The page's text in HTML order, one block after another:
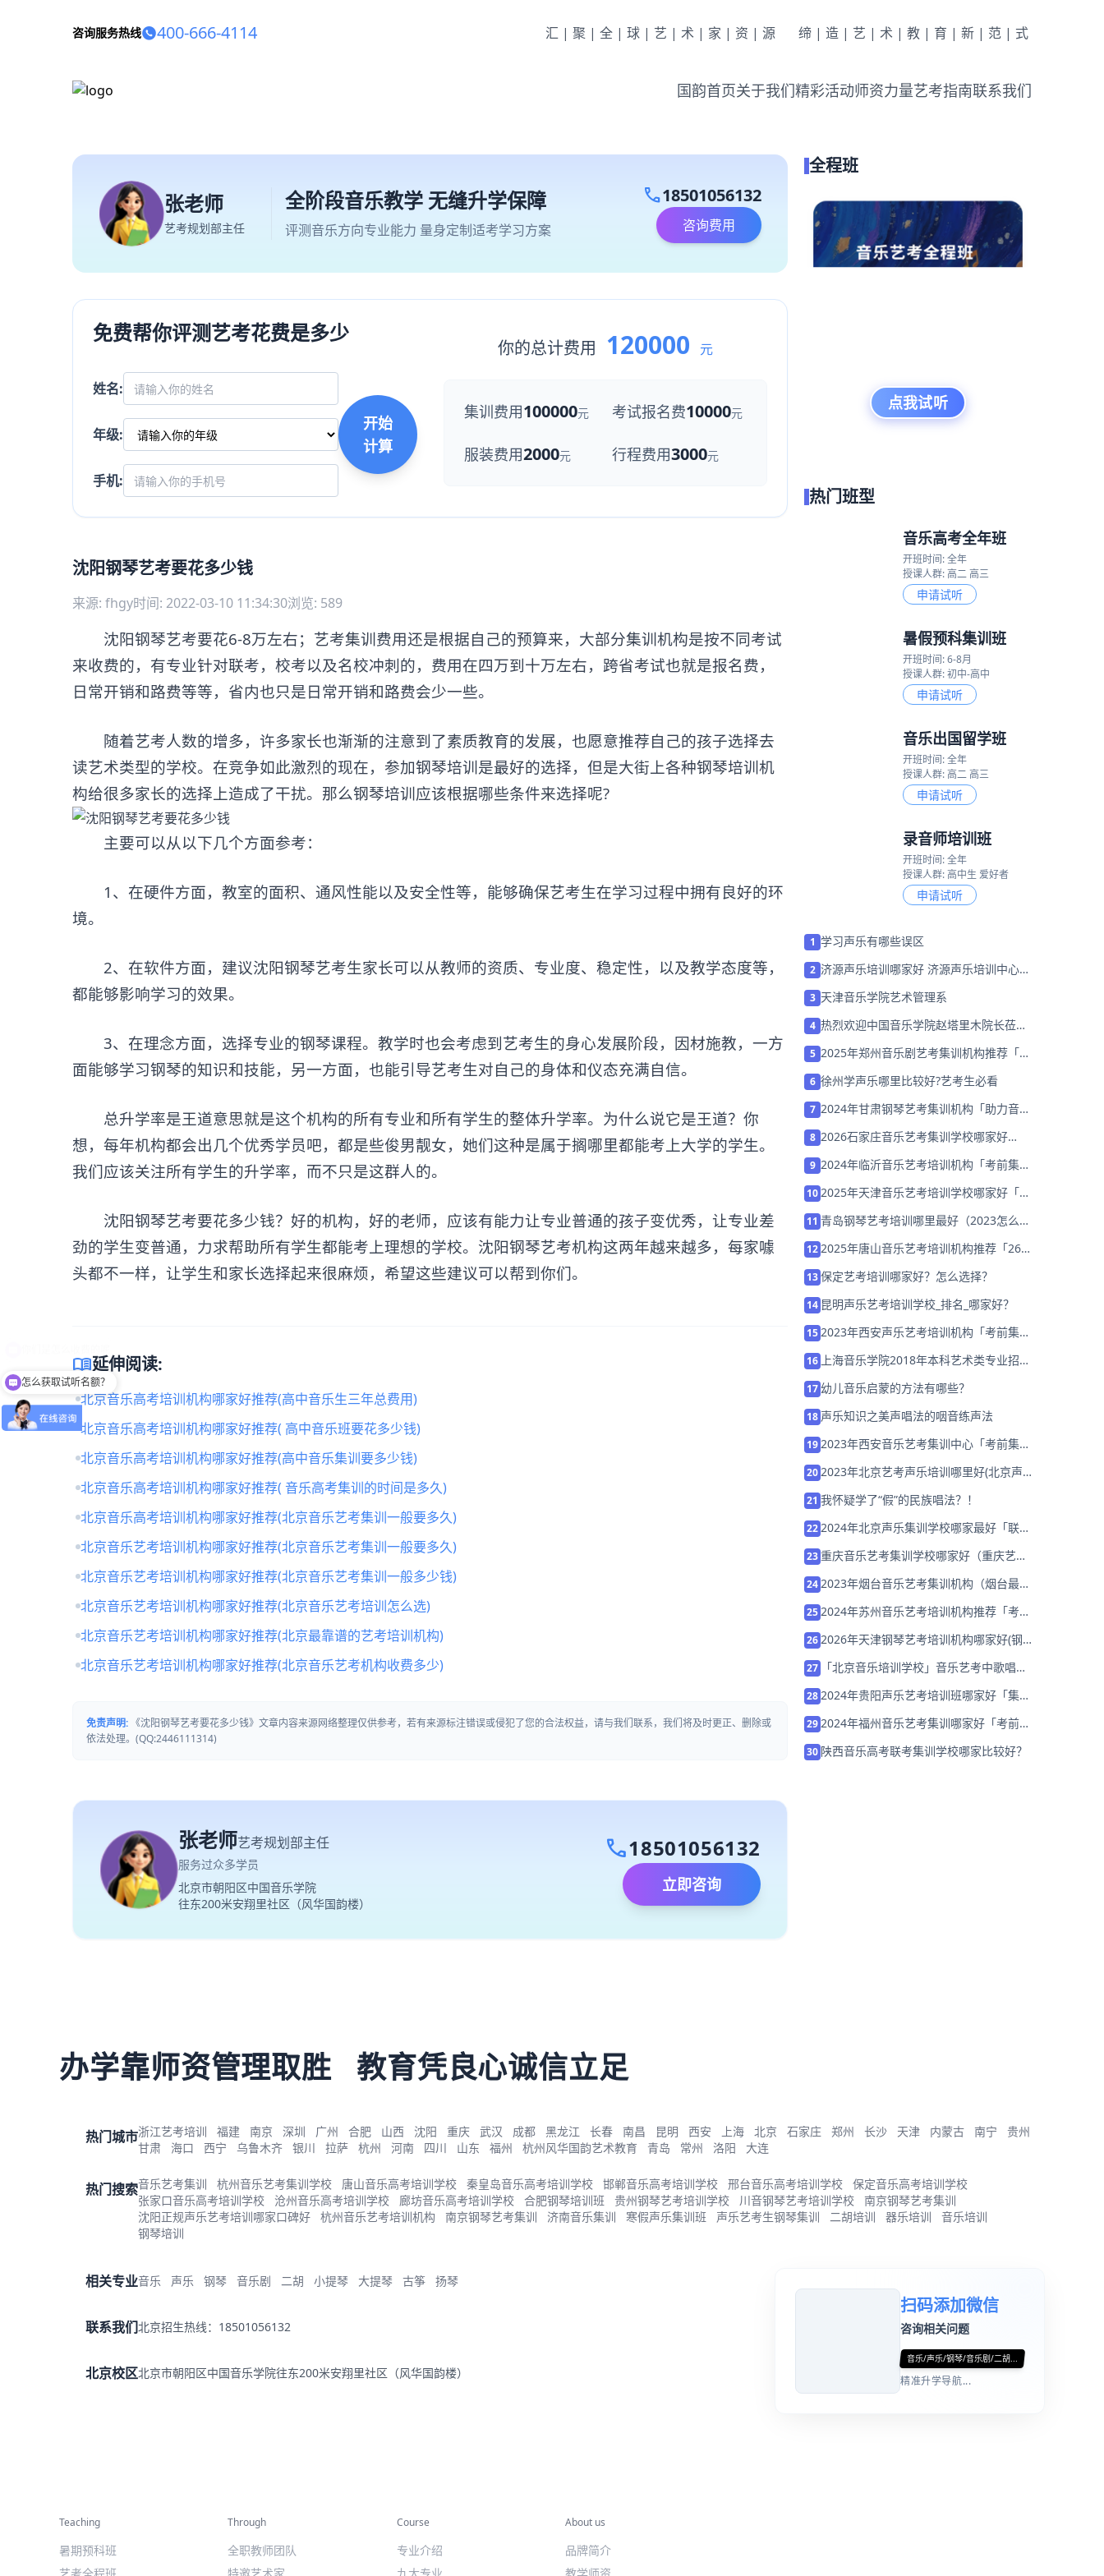
咨询服务热线 400-666-4114 汇|聚|全|球|艺|术|家|资|源 缔|造|艺|术|教|育|新|范|式
国韵首页关于我们精彩活动师资力量艺考指南联系我们
张老师
艺考规划部主任
全阶段音乐教学 无缝升学保障
评测音乐方向专业能力 量身定制适考学习方案
call18501056132
咨询费用
免费帮你评测艺考花费是多少
姓名:
年级:
手机:
开始
计算
你的总计费用 120000 元
集训费用100000元 考试报名费10000元
服装费用2000元 行程费用3000元
沈阳钢琴艺考要花多少钱
来源: fhgy时间: 2022-03-10 11:34:30浏览: 589
沈阳钢琴艺考要花6-8万左右；艺考集训费用还是根据自己的预算来，大部分集训机构是按不同考试
来收费的，有专业针对联考，校考以及名校冲刺的，费用在四万到十万左右，跨省考试也就是报名费，
日常开销和路费等等，省内也只是日常开销和路费会少一些。
随着艺考人数的增多，许多家长也渐渐的注意到了素质教育的发展，也愿意推荐自己的孩子选择去
读艺术类型的学校。在竞争如此激烈的现在，参加钢琴培训是最好的选择，但是大街上各种钢琴培训机
构给很多家长的选择上造成了干扰。那么钢琴培训应该根据哪些条件来选择呢?
主要可以从以下几个方面参考：
1、在硬件方面，教室的面积、通风性能以及安全性等，能够确保艺考生在学习过程中拥有良好的环
境。
2、在软件方面，建议沈阳钢琴艺考生家长可以从教师的资质、专业度、稳定性，以及教学态度等，
都能够影响学习的效果。
3、在理念方面，选择专业的钢琴课程。教学时也会考虑到艺考生的身心发展阶段，因材施教，一方
面能够学习钢琴的知识和技能，另一方面，也能引导艺考生对自己的身体和仪态充满自信。
总升学率是王道意思就是这个机构的所有专业和所有学生的整体升学率。为什么说它是王道？你
想，每年机构都会出几个优秀学员吧，都是些俊男靓女，她们这种是属于搁哪里都能考上大学的学生。
我们应该关注所有学生的升学率，而不只是这群人的。
沈阳钢琴艺考要花多少钱？好的机构，好的老师，应该有能力让专业普通的孩子变优秀，让专业差
劲的学生变普通，力求帮助所有学生都能考上理想的学校。沈阳钢琴艺考机构这两年越来越多，每家噱
头都不一样，让学生和家长选择起来很麻烦，希望这些建议可以帮到你们。
menu_book延伸阅读:
北京音乐高考培训机构哪家好推荐(高中音乐生三年总费用)
北京音乐高考培训机构哪家好推荐( 高中音乐班要花多少钱)
北京音乐高考培训机构哪家好推荐(高中音乐集训要多少钱)
北京音乐高考培训机构哪家好推荐( 音乐高考集训的时间是多久)
北京音乐高考培训机构哪家好推荐(北京音乐艺考集训一般要多久)
北京音乐艺考培训机构哪家好推荐(北京音乐艺考集训一般要多久)
北京音乐艺考培训机构哪家好推荐(北京音乐艺考集训一般多少钱)
北京音乐艺考培训机构哪家好推荐(北京音乐艺考培训怎么选)
北京音乐艺考培训机构哪家好推荐(北京最靠谱的艺考培训机构)
北京音乐艺考培训机构哪家好推荐(北京音乐艺考机构收费多少)
免责声明: 《沈阳钢琴艺考要花多少钱》文章内容来源网络整理仅供参考，若有来源标注错误或侵犯了您的合法权益，请与我们联系，我们将及时更正、删除或
依法处理。(QQ:2446111314)
张老师艺考规划部主任
服务过众多学员
北京市朝阳区中国音乐学院
往东200米安翔里社区（风华国韵楼）
call18501056132
立即咨询
全程班
点我试听
热门班型
音乐高考全年班
开班时间: 全年
授课人群: 高二 高三
申请试听
暑假预科集训班
开班时间: 6-8月
授课人群: 初中-高中
申请试听
音乐出国留学班
开班时间: 全年
授课人群: 高二 高三
申请试听
录音师培训班
开班时间: 全年
授课人群: 高中生 爱好者
申请试听
1 学习声乐有哪些误区
2 济源声乐培训哪家好 济源声乐培训中心排
3 天津音乐学院艺术管理系
4 热烈欢迎中国音乐学院赵塔里木院长莅临
5 2025年郑州音乐剧艺考集训机构推荐「考
6 徐州学声乐哪里比较好?艺考生必看
7 2024年甘肃钢琴艺考集训机构「助力音乐
8 2026石家庄音乐艺考集训学校哪家好
9 2024年临沂音乐艺考培训机构「考前集训
102025年天津音乐艺考培训学校哪家好「集
11 青岛钢琴艺考培训哪里最好（2023怎么选
122025年唐山音乐艺考培训机构推荐「26
13保定艺考培训哪家好？怎么选择？
14 昆明声乐艺考培训学校_排名_哪家好？
152023年西安声乐艺考培训机构「考前集训
16 上海音乐学院2018年本科艺术类专业招生
17 幼儿音乐启蒙的方法有哪些？
18 声乐知识之美声唱法的咽音练声法
192023年西安音乐艺考集训中心「考前集训
202023年北京艺考声乐培训哪里好(北京声
21 我怀疑学了“假”的民族唱法？！
222024年北京声乐集训学校哪家最好「联考
23重庆音乐艺考集训学校哪家好（重庆艺术
242023年烟台音乐艺考集训机构（烟台最好
252024年苏州音乐艺考培训机构推荐「考前
262026年天津钢琴艺考培训机构哪家好(钢
27
「北京音乐培训学校」音乐艺考中歌唱技
282024年贵阳声乐艺考培训班哪家好「集训
292024年福州音乐艺考集训哪家好「考前集
30 陕西音乐高考联考集训学校哪家比较好？
办学靠师资管理取胜 教育凭良心诚信立足
热门城市浙江艺考培训 福建 南京 深圳 广州 合肥 山西 沈阳 重庆 武汉 成都 黑龙江 长春 南昌 昆明 西安 上海 北京 石家庄 郑州 长沙 天津 内蒙古 南宁
贵州
甘肃
海口 西宁 乌鲁木齐 银川 拉萨 杭州 河南 四川 山东 福州 杭州风华国韵艺术教育 青岛 常州 洛阳 大连
热门搜索音乐艺考集训 杭州音乐艺考集训学校 唐山音乐高考培训学校 秦皇岛音乐高考培训学校 邯郸音乐高考培训学校 邢台音乐高考培训学校
保定音乐高考培训学校
张家口音乐高考培训学校
沧州音乐高考培训学校 廊坊音乐高考培训学校 合肥钢琴培训班 贵州钢琴艺考培训学校 川音钢琴艺考培训学校
南京钢琴艺考集训
沈阳正规声乐艺考培训哪家口碑好
杭州音乐艺考培训机构 南京钢琴艺考集训 济南音乐集训 寒假声乐集训班 声乐艺考生钢琴集训 二胡培训 器乐培训
音乐培训
钢琴培训
相关专业音乐 声乐 钢琴 音乐剧 二胡 小提琴 大提琴 古筝 扬琴
联系我们北京招生热线：18501056132
北京校区北京市朝阳区中国音乐学院往东200米安翔里社区（风华国韵楼）
扫码添加微信
咨询相关问题
音乐/声乐/钢琴/音乐剧/二胡...
精准升学导航...
Teaching
暑期预科班
Through
全职教师团队
Course
专业介绍
About us
品牌简介
怎么获取试听名额？